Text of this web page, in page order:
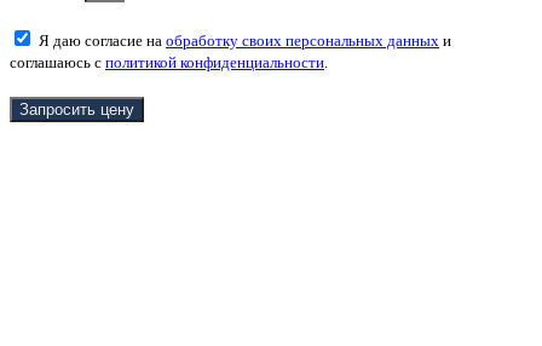
Я даю согласие на обработку своих персональных данных и
соглашаюсь с политикой конфиденциальности
Запросить цену